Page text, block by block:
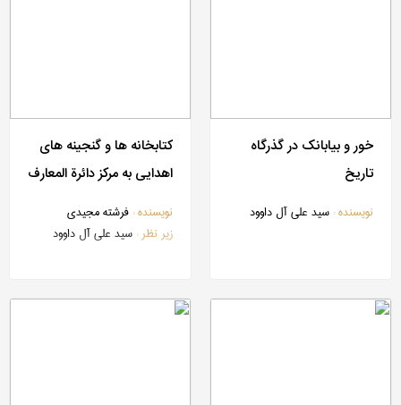
خور و بیابانک در گذرگاه
تاریخ
نویسنده : سید علی آل داوود
کتابخانه ها و گنجینه های
اهدایی به مرکز دائرة المعارف
بزرگ اسلامی
نویسنده : فرشته مجیدی
زیر نظر : سید علی آل داوود